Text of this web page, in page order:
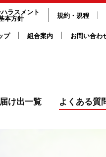
ラスメント
本方針
規約・規程
プ 組合案内 お問い合わ
届け出一覧 よくある質